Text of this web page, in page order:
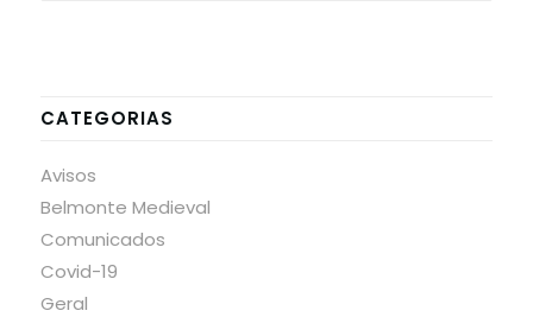
CATEGORIAS
Avisos
Belmonte Medieval
Comunicados
Covid-19
Geral